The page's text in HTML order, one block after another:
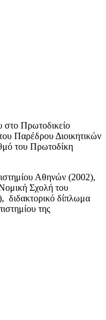
στο Πρωτοδικείο
Παρέδρου Διοικητικών
του Πρωτοδίκη
Αθηνών (2002),
Σχολή του
διδακτορικό δίπλωμα
της